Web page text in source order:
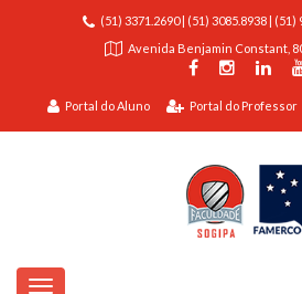
(51) 3371.2690| (51) 3085.8938|
(51)
Avenida Benjamin Constant, 80
Portal do Aluno Portal do Professor